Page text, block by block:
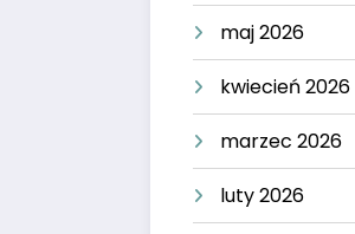
maj 2026
kwiecień 2026
marzec 2026
luty 2026